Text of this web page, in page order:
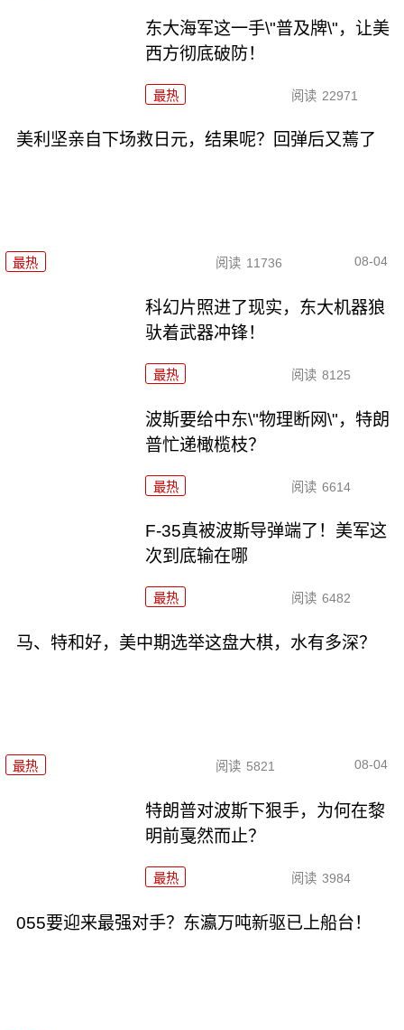
东大海军这一手\"普及牌\"，让美
西方彻底破防！
最热 阅读 22971
美利坚亲自下场救日元，结果呢？回弹后又蔫了
最热 阅读 11736 08-04
科幻片照进了现实，东大机器狼
驮着武器冲锋！
最热 阅读 8125
波斯要给中东\"物理断网\"，特朗
普忙递橄榄枝？
最热 阅读 6614
F-35真被波斯导弹端了！美军这
次到底输在哪
最热 阅读 6482
马、特和好，美中期选举这盘大棋，水有多深？
最热 阅读 5821 08-04
特朗普对波斯下狠手，为何在黎
明前戛然而止？
最热 阅读 3984
055要迎来最强对手？东瀛万吨新驱已上船台！